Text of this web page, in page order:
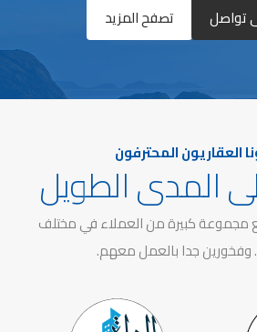
تواصل تصفح المزيد
العقاريون المحترفون
المدى الطويل
كبيرة من العملاء في مختلف
وفخورين جدا بالعمل معهم.